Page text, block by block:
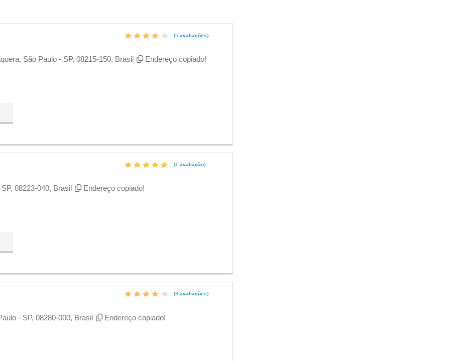
(5 avaliações)
São Paulo - SP, 08215-150, Brasil Endereço copiado!
(1 avaliação)
08223-040, Brasil Endereço copiado!
(3 avaliações)
- SP, 08280-000, Brasil Endereço copiado!